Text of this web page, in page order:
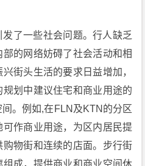
了一些社会问题。行人缺乏
的网络妨碍了社会活动和相
街头生活的要求日益增加，
划中建议住宅和商业用途的
。例如,在FLN及KTN的分区
作商业用途，为区内居民提
物街和连续的店面。步行街
成，提供商业和商业空间休